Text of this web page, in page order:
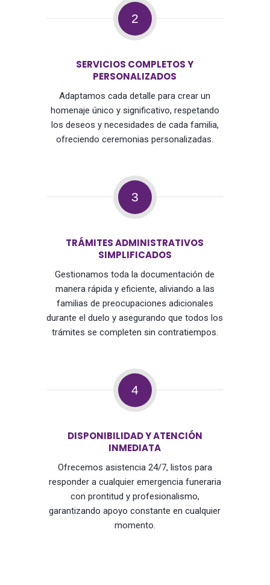
2
SERVICIOS COMPLETOS Y
PERSONALIZADOS
Adaptamos cada detalle para crear un
homenaje único y significativo, respetando
los deseos y necesidades de cada familia,
ofreciendo ceremonias personalizadas.
3
TRÁMITES ADMINISTRATIVOS
SIMPLIFICADOS
Gestionamos toda la documentación de
manera rápida y eficiente, aliviando a las
familias de preocupaciones adicionales
durante el duelo y asegurando que todos los
trámites se completen sin contratiempos.
4
DISPONIBILIDAD Y ATENCIÓN
INMEDIATA
Ofrecemos asistencia 24/7, listos para
responder a cualquier emergencia funeraria
con prontitud y profesionalismo,
garantizando apoyo constante en cualquier
momento.